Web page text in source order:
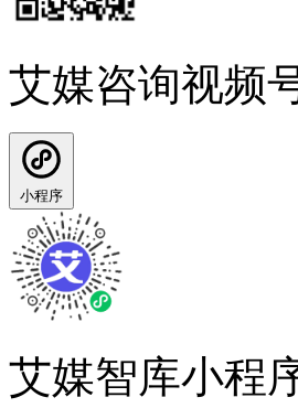
艾媒咨询视频
小程序
艾媒智库小程